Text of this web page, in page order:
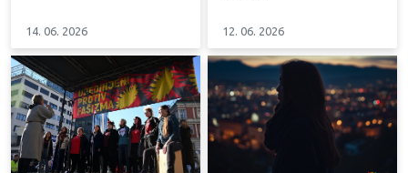
14. 06. 2026 12. 06. 2026